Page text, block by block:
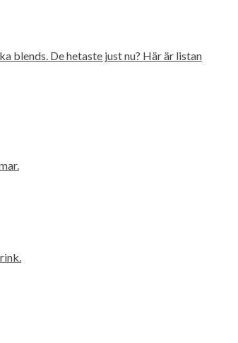
blends. De hetaste just nu? Här är listan